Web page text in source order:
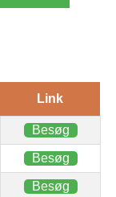
Link
Besøg
Besøg
Besøg